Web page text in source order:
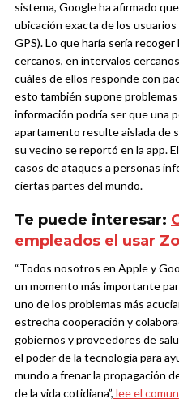
sistema, Google ha afirmado
ubicación exacta de los
GPS). Lo que haría sería
cercanos, en intervalos
cuáles de ellos responde con
esto también supone
información podría ser que una
apartamento resulte aislada de
su vecino se reportó en la app.
casos de ataques a personas
ciertas partes del mundo.
Te puede interesar:
empleados el usar
“Todos nosotros en Apple y
un momento más importante
uno de los problemas más
estrecha cooperación y
gobiernos y proveedores de
el poder de la tecnología para
mundo a frenar la propagación
de la vida cotidiana”, lee el